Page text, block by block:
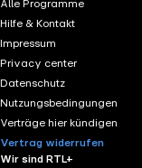
Alle Programme
Hilfe & Kontakt
Impressum
Privacy center
Datenschutz
Nutzungsbedingungen
Verträge hier kündigen
Vertrag widerrufen
Wir sind RTL+